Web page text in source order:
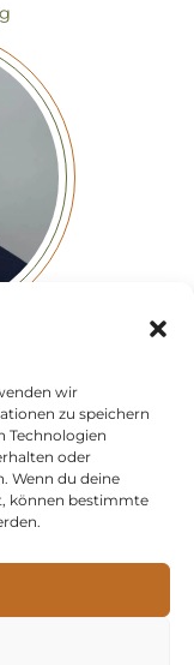
wir
zu speichern
Technologien
oder
Wenn du deine
können bestimmte